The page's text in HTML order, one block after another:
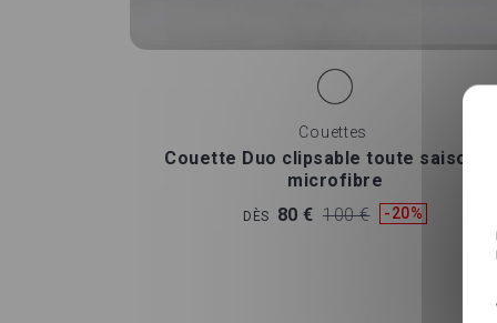
Couettes
Couette Duo clipsable toute saison en
microfibre
DÈS 80 € 100 € -20%